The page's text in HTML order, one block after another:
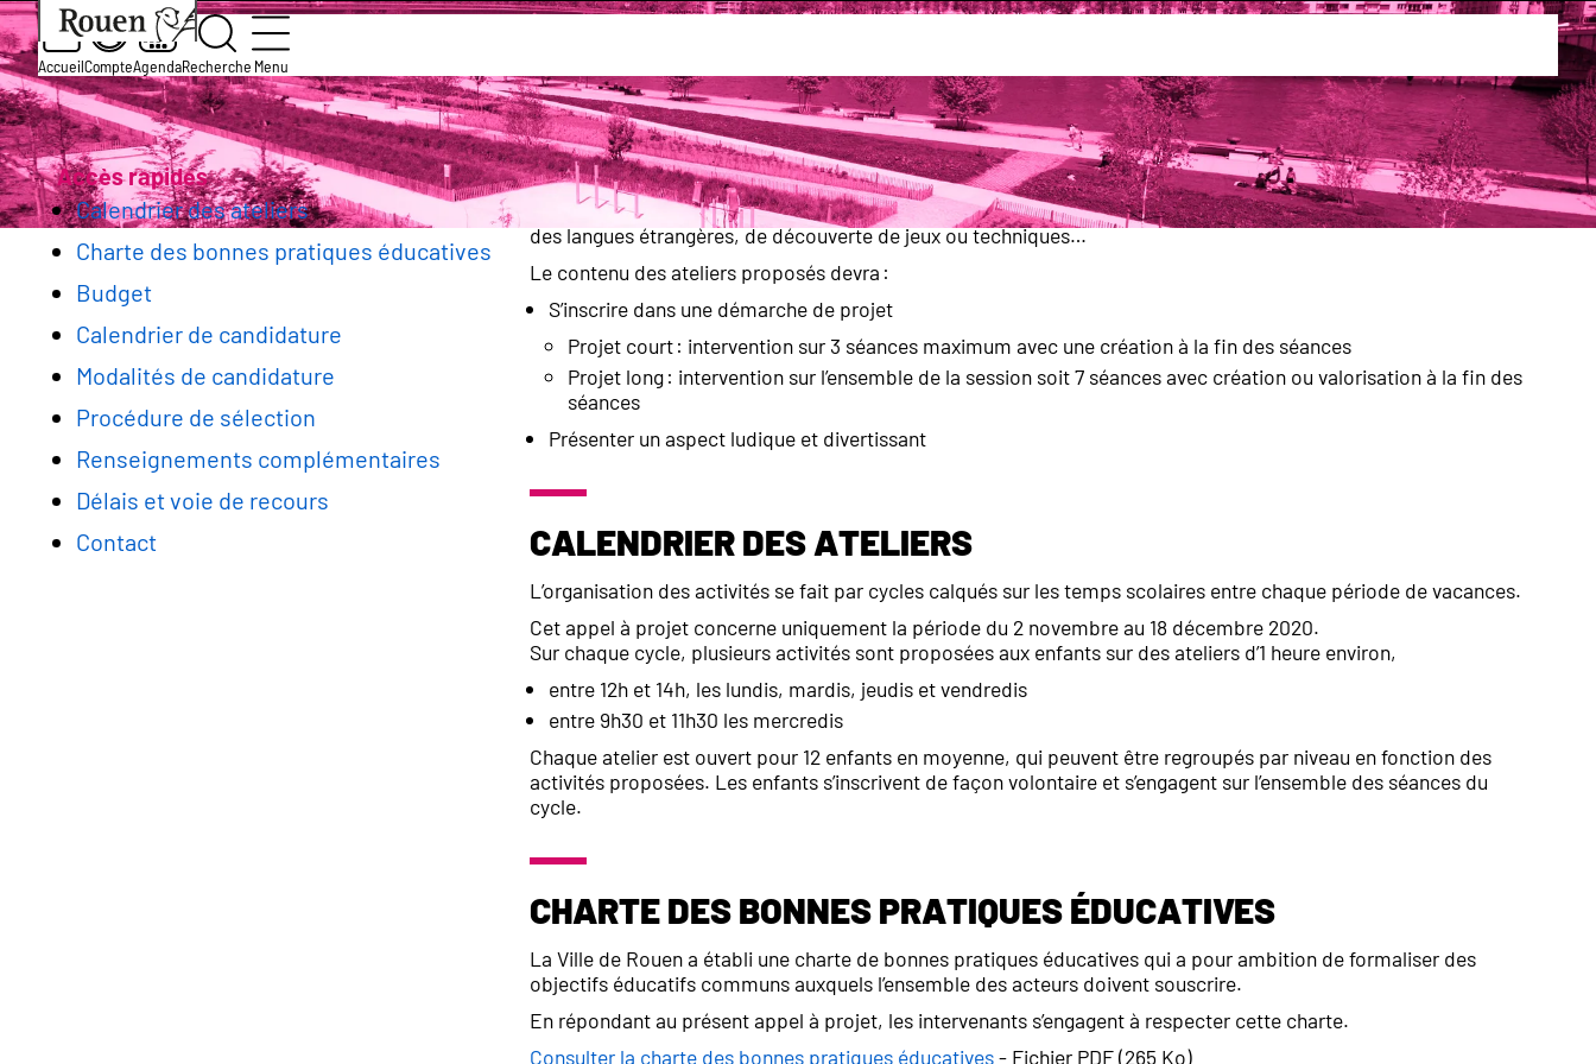
Aller
au
contenu
principal
Aller
à
la
page
d’accueil
Slide
1
of
1
AccueilCompteAgendaRecherche Menu
Fil
d'Ariane
Accueil Services et démarches
Cycles d’ateliers périscolaires citoyenneté et découverte du monde
Accès rapides
Calendrier des ateliers
Charte des bonnes pratiques éducatives
Budget
Calendrier de candidature
Modalités de candidature
Procédure de sélection
Renseignements complémentaires
Délais et voie de recours
Contact
L’appel à projet « cycles d’ateliers périscolaires citoyenneté et découverte du monde » s’adresse aux associations
d’éducation à la citoyenneté, de sensibilisation à l’égalité ou à la lutte contre les discriminations, de découverte
des langues étrangères, de découverte de jeux ou techniques…
Le contenu des ateliers proposés devra :
S’inscrire dans une démarche de projet
Projet court : intervention sur 3 séances maximum avec une création à la fin des séances
Projet long : intervention sur l’ensemble de la session soit 7 séances avec création ou valorisation à la fin des
séances
Présenter un aspect ludique et divertissant
Calendrier des ateliers
L’organisation des activités se fait par cycles calqués sur les temps scolaires entre chaque période de vacances.
Cet appel à projet concerne uniquement la période du 2 novembre au 18 décembre 2020.
Sur chaque cycle, plusieurs activités sont proposées aux enfants sur des ateliers d’1 heure environ,
entre 12h et 14h, les lundis, mardis, jeudis et vendredis
entre 9h30 et 11h30 les mercredis
Chaque atelier est ouvert pour 12 enfants en moyenne, qui peuvent être regroupés par niveau en fonction des
activités proposées. Les enfants s’inscrivent de façon volontaire et s’engagent sur l’ensemble des séances du
cycle.
Charte des bonnes pratiques éducatives
La Ville de Rouen a établi une charte de bonnes pratiques éducatives qui a pour ambition de formaliser des
objectifs éducatifs communs auxquels l’ensemble des acteurs doivent souscrire.
En répondant au présent appel à projet, les intervenants s’engagent à respecter cette charte.
Consulter la charte des bonnes pratiques éducatives- Fichier PDF (265 Ko)